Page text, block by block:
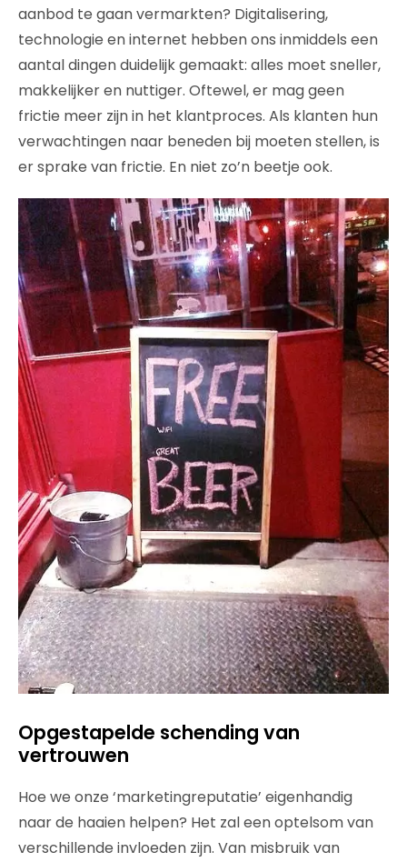
aanbod te gaan vermarkten? Digitalisering,
technologie en internet hebben ons inmiddels een
aantal dingen duidelijk gemaakt: alles moet sneller,
makkelijker en nuttiger. Oftewel, er mag geen
frictie meer zijn in het klantproces. Als klanten hun
verwachtingen naar beneden bij moeten stellen, is
er sprake van frictie. En niet zo’n beetje ook.
Opgestapelde schending van
vertrouwen
Hoe we onze ‘marketingreputatie’ eigenhandig
naar de haaien helpen? Het zal een optelsom van
verschillende invloeden zijn. Van misbruik van